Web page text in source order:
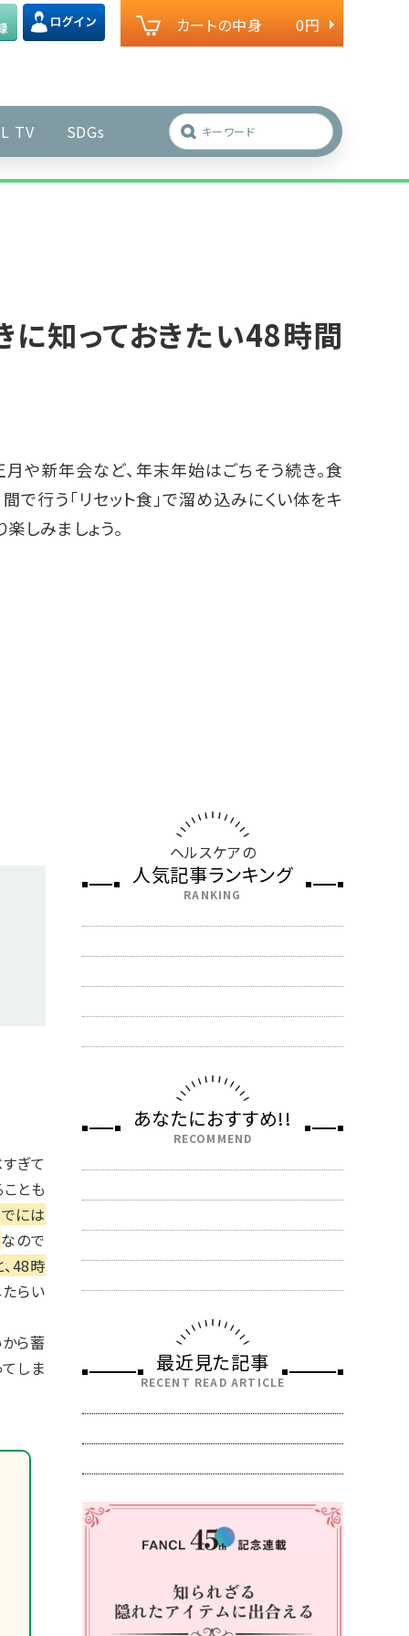
カートの中身 0円
TV SDGs
に知っておきたい48時間
や新年会など、年末年始はごちそう続き。食
で行う「リセット食」で溜め込みにくい体をキ
しみましょう。
ぎて
とも
には
なので
48時
らい
ら蓄
しま
ヘルスケアの
人気記事ランキング
RANKING
あなたにおすすめ!!
RECOMMEND
最近見た記事
RECENT READ ARTICLE